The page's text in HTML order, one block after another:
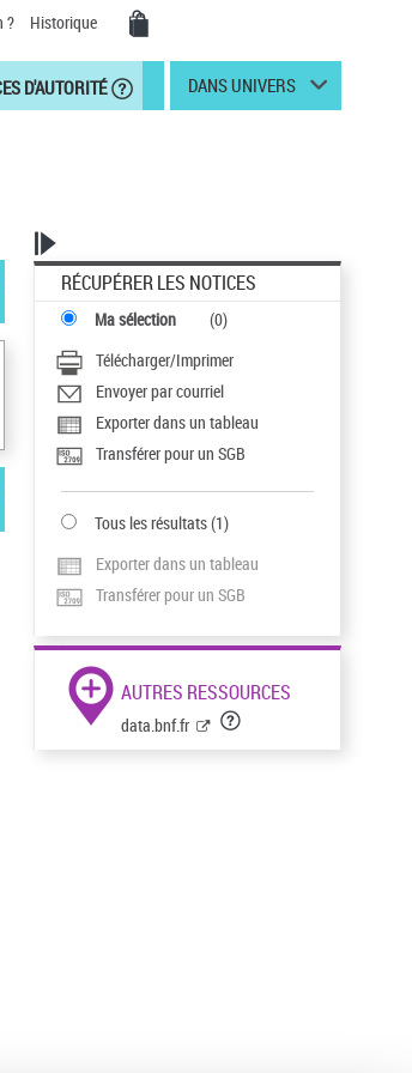
? Historique
D'AUTORITÉ DANS UNIVERS
RÉCUPÉRER LES NOTICES
Ma sélection (0)
Télécharger/Imprimer
Envoyer par courriel
Exporter dans un tableau
Transférer pour un SGB
Tous les résultats(1)
Exporter dans un tableau
Transférer pour un SGB
AUTRES RESSOURCES
data.bnf.fr